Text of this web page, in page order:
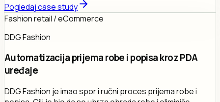
Pogledaj case study
Fashion retail / eCommerce
DDG Fashion
Automatizacija prijema robe i popisa kroz PDA
uređaje
DDG Fashion je imao spor i ručni proces prijema robe i